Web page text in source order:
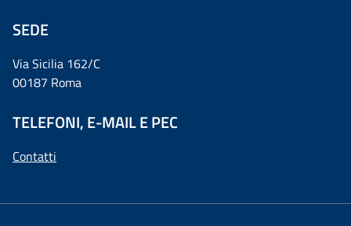
SEDE
Via Sicilia 162/C
00187 Roma
TELEFONI, E-MAIL E PEC
Contatti